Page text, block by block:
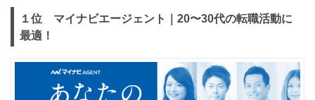
１位 マイナビエージェント｜20〜30代の転職活動に
最適！